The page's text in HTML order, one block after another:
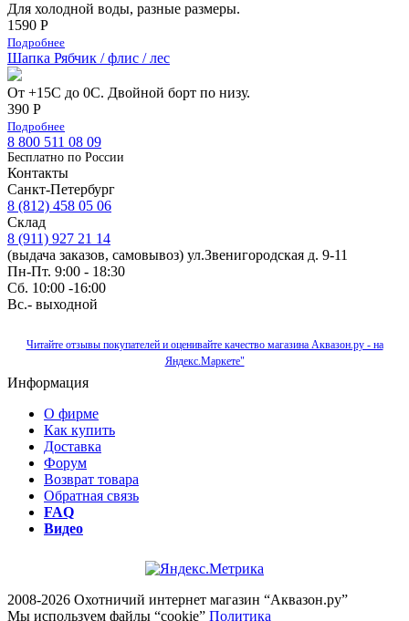
Для холодной воды, разные размеры.
1590 Р
Подробнее
Шапка Рябчик / флис / лес
От +15С до 0С. Двойной борт по низу.
390 Р
Подробнее
8 800 511 08 09
Бесплатно по Роcсии
Контакты
Санкт-Петербург
8 (812) 458 05 06
Склад
8 (911) 927 21 14
(выдача заказов, самовывоз) ул.Звенигородская д. 9-11
Пн-Пт. 9:00 - 18:30
Сб. 10:00 -16:00
Вс.- выходной
Читайте отзывы покупателей и оценивайте качество магазина Аквазон.ру - на
Яндекс.Маркете"
Информация
О фирме
Как купить
Доставка
Форум
Возврат товара
Обратная связь
FAQ
Видео
2008-2026 Охотничий интернет магазин “Аквазон.ру”
Мы используем файлы “cookie” Политика